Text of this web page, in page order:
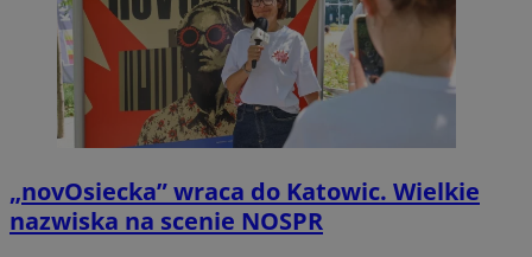
„novOsiecka” wraca do Katowic. Wielkie
nazwiska na scenie NOSPR